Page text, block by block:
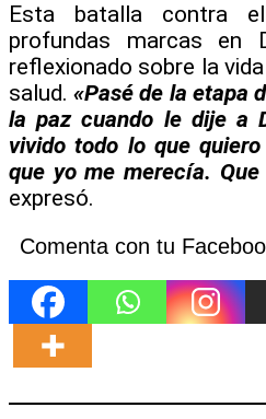
Esta batalla contra
profundas marcas en
reflexionado sobre la
salud.«Pasé de la etapa
la paz cuando le dije a
vivido todo lo que
que yo me merecía.
expresó.
Comenta con tu